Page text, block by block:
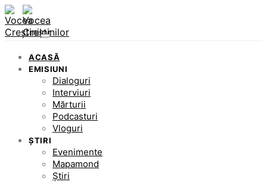
ACASĂ
EMISIUNI
Dialoguri
Interviuri
Mărturii
Podcasturi
Vloguri
ȘTIRI
Evenimente
Mapamond
Știri